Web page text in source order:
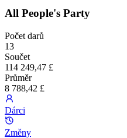
All People's Party
Počet darů
13
Součet
114 249,47 £
Průměr
8 788,42 £
Dárci
Změny